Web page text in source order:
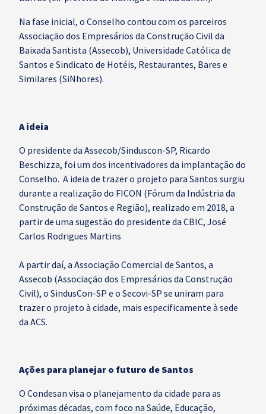
Na fase inicial, o Conselho contou com os parceiros
Associação dos Empresários da Construção Civil da
Baixada Santista (Assecob), Universidade Católica de
Santos e Sindicato de Hotéis, Restaurantes, Bares e
Similares (SiNhores).
A ideia
O presidente da Assecob/Sinduscon-SP, Ricardo
Beschizza, foi um dos incentivadores da implantação do
Conselho. A ideia de trazer o projeto para Santos surgiu
durante a realização do FICON (Fórum da Indústria da
Construção de Santos e Região), realizado em 2018, a
partir de uma sugestão do presidente da CBIC, José
Carlos Rodrigues Martins
A partir daí, a Associação Comercial de Santos, a
Assecob (Associação dos Empresários da Construção
Civil), o SindusCon-SP e o Secovi-SP se uniram para
trazer o projeto à cidade, mais especificamente à sede
da ACS.
Ações para planejar o futuro de Santos
O Condesan visa o planejamento da cidade para as
próximas décadas, com foco na Saúde, Educação,